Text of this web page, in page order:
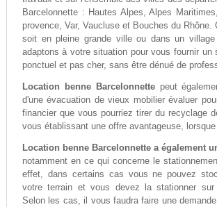
Barcelonnette : Hautes Alpes, Alpes
provence, Var, Vaucluse et Bouches du Rhône.
soit en pleine grande ville ou dans un
adaptons à votre situation pour vous fournir un
ponctuel et pas cher, sans être dénué de
Location benne Barcelonnettepeut
d'une évacuation de vieux mobilier évaluer
financier que vous pourriez tirer du recyclage
vous établissant une offre avantageuse,
Location benne Barcelonnette a également
notamment en ce qui concerne le
effet, dans certains cas vous ne pouvez
votre terrain et vous devez la stationner sur
Selon les cas, il vous faudra faire une